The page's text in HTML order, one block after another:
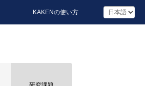
KAKENの使い方